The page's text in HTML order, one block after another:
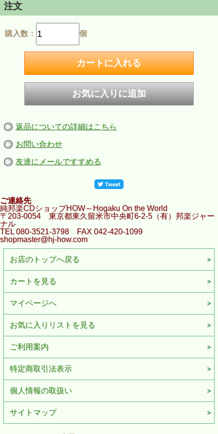
注文
購入数： 個
返品についての詳細はこちら
お問い合わせ
友達にメールですすめる
ご連絡先
純邦楽CDショップHOW～Hogaku On the World
〒203-0054 東京都東久留米市中央町6-2-5（有）邦楽ジャー
ナル
TEL 080-3521-3798 FAX 042-420-1099
shopmaster@hj-how.com
お店のトップへ戻る
カートを見る
マイページへ
お気に入りリストを見る
ご利用案内
特定商取引法表示
個人情報の取扱い
サイトマップ